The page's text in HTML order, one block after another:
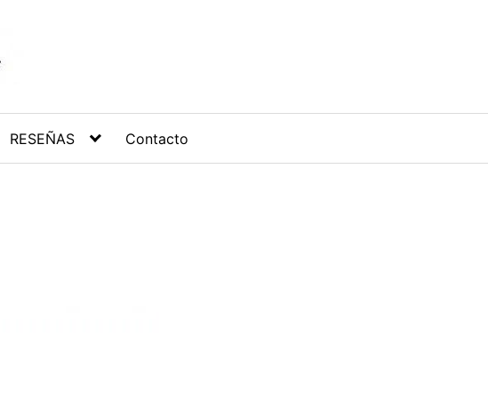
RESEÑAS Contacto